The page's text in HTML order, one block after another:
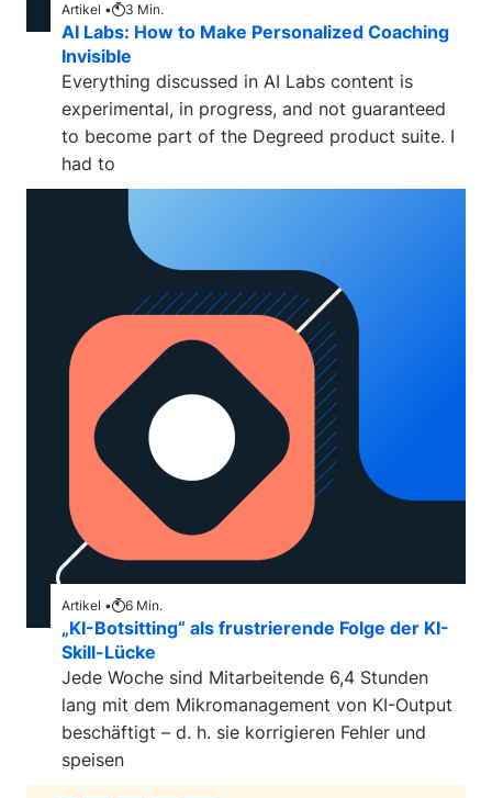
Artikel • 3 Min.
AI Labs: How to Make Personalized Coaching
Invisible
Everything discussed in AI Labs content is
experimental, in progress, and not guaranteed
to become part of the Degreed product suite. I
had to
Artikel • 6 Min.
„KI-Botsitting“ als frustrierende Folge der KI-
Skill-Lücke
Jede Woche sind Mitarbeitende 6,4 Stunden
lang mit dem Mikromanagement von KI-Output
beschäftigt – d. h. sie korrigieren Fehler und
speisen